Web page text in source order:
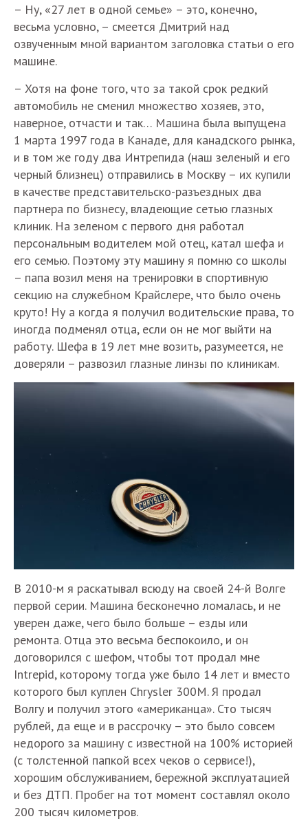
– Ну, «27 лет в одной семье» – это, конечно,
весьма условно, – смеется Дмитрий над
озвученным мной вариантом заголовка статьи о его
машине.
– Хотя на фоне того, что за такой срок редкий
автомобиль не сменил множество хозяев, это,
наверное, отчасти и так… Машина была выпущена
1 марта 1997 года в Канаде, для канадского рынка,
и в том же году два Интрепида (наш зеленый и его
черный близнец) отправились в Москву – их купили
в качестве представительско-разъездных два
партнера по бизнесу, владеющие сетью глазных
клиник. На зеленом с первого дня работал
персональным водителем мой отец, катал шефа и
его семью. Поэтому эту машину я помню со школы
– папа возил меня на тренировки в спортивную
секцию на служебном Крайслере, что было очень
круто! Ну а когда я получил водительские права, то
иногда подменял отца, если он не мог выйти на
работу. Шефа в 19 лет мне возить, разумеется, не
доверяли – развозил глазные линзы по клиникам.
В 2010-м я раскатывал всюду на своей 24-й Волге
первой серии. Машина бесконечно ломалась, и не
уверен даже, чего было больше – езды или
ремонта. Отца это весьма беспокоило, и он
договорился с шефом, чтобы тот продал мне
Intrepid, которому тогда уже было 14 лет и вместо
которого был куплен Chrysler 300M. Я продал
Волгу и получил этого «американца». Сто тысяч
рублей, да еще и в рассрочку – это было совсем
недорого за машину с известной на 100% историей
(с толстенной папкой всех чеков о сервисе!),
хорошим обслуживанием, бережной эксплуатацией
и без ДТП. Пробег на тот момент составлял около
200 тысяч километров.